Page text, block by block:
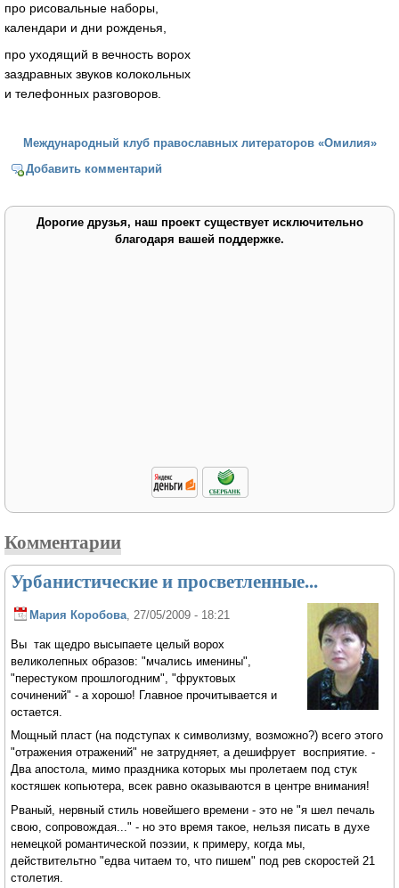
про рисовальные наборы,
календари и дни рожденья,
про уходящий в вечность ворох
заздравных звуков колокольных
и телефонных разговоров.
Международный клуб православных литераторов «Омилия»
Добавить комментарий
Дорогие друзья, наш проект существует исключительно
благодаря вашей поддержке.
Комментарии
Урбанистические и просветленные...
Мария Коробова , 27/05/2009 - 18:21
Вы так щедро высыпаете целый ворох
великолепных образов: "мчались именины",
"перестуком прошлогодним", "фруктовых
сочинений" - а хорошо! Главное прочитывается и
остается.
Мощный пласт (на подступах к символизму, возможно?) всего этого
"отражения отражений" не затрудняет, а дешифрует восприятие. -
Два апостола, мимо праздника которых мы пролетаем под стук
костяшек копьютера, всек равно оказываются в центре внимания!
Рваный, нервный стиль новейшего времени - это не "я шел печаль
свою, сопровождая..." - но это время такое, нельзя писать в духе
немецкой романтической поэзии, к примеру, когда мы,
действительтно "едва читаем то, что пишем" под рев скоростей 21
столетия.